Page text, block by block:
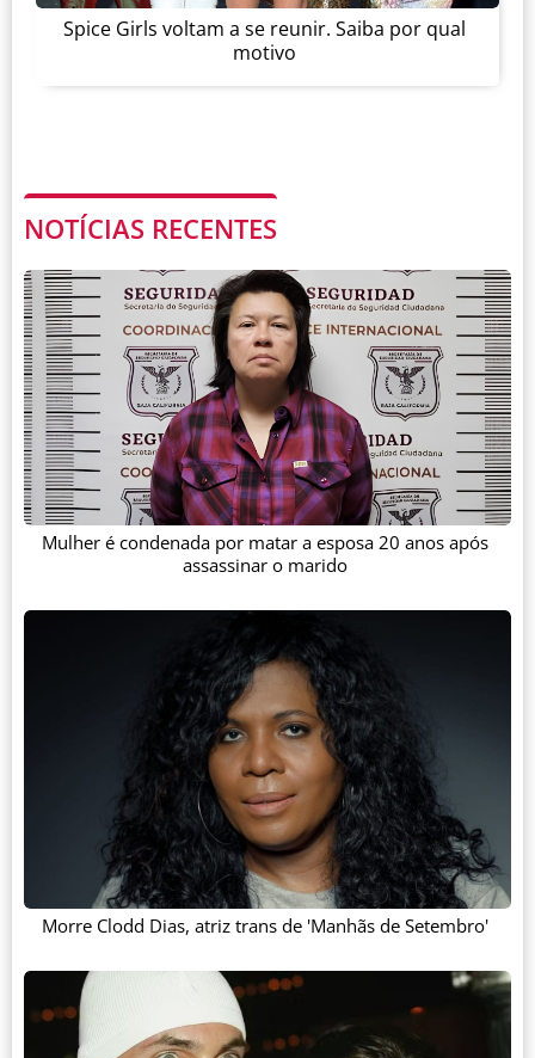
Spice Girls voltam a se reunir. Saiba por qual
motivo
NOTÍCIAS RECENTES
Mulher é condenada por matar a esposa 20 anos após
assassinar o marido
Morre Clodd Dias, atriz trans de 'Manhãs de Setembro'